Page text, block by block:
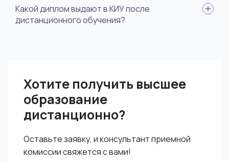
Все проходит удаленно, зачеты и экзамены, как правило, в
виде тестовых заданий, защита курсовых работ и дипломов –
Какой диплом выдают в КИУ после
дистанционного обучения?
Хотите получить высшее
образование
дистанционно?
Оставьте заявку, и консультант приемной
комиссии свяжется с вами!